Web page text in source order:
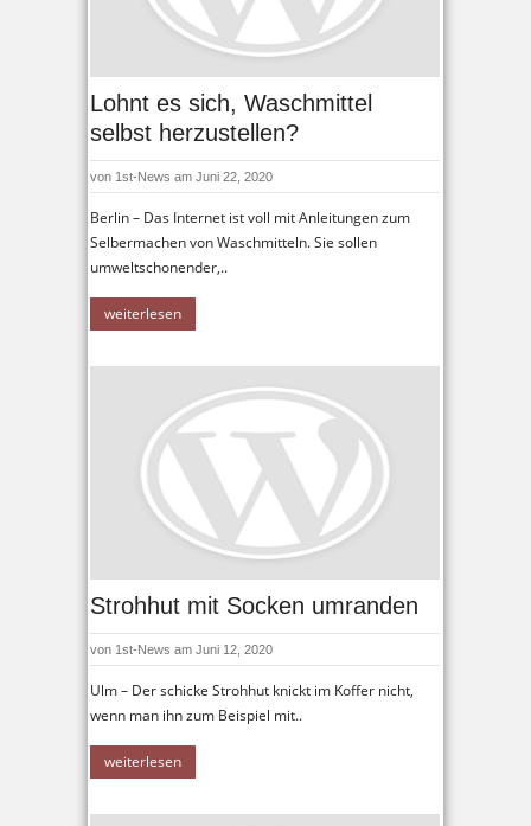
Lohnt es sich, Waschmittel
selbst herzustellen?
von 1st-News am Juni 22, 2020
Berlin – Das Internet ist voll mit Anleitungen zum
Selbermachen von Waschmitteln. Sie sollen
umweltschonender,..
weiterlesen
Strohhut mit Socken umranden
von 1st-News am Juni 12, 2020
Ulm – Der schicke Strohhut knickt im Koffer nicht,
wenn man ihn zum Beispiel mit..
weiterlesen